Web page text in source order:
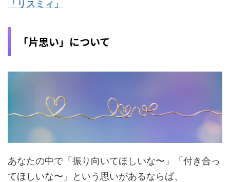
「リスミィ」
「片思い」について
あなたの中で「振り向いてほしいな〜」「付き合っ
てほしいな〜」という思いがあるならば、